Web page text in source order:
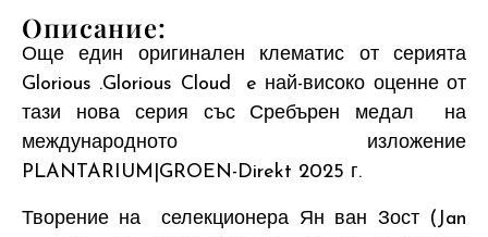
Описание:
Още един оригинален клематис от серията
Glorious .Glorious Cloud e най-високо оценне от
тази нова серия със Сребърен медал на
международното изложение
PLANTARIUM|GROEN-Direkt 2025 г.
Творение на селекционера Ян ван Зост (Jan